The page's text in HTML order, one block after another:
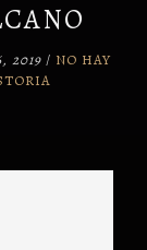
2019/ NO HAY